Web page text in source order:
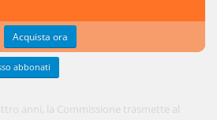
anni, la Commissione trasmette al
Acquista ora
abbonati